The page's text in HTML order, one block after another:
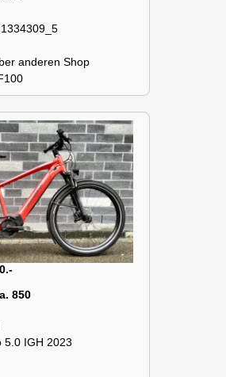
1334309_5
anderen Shop
850
5.0 IGH 2023